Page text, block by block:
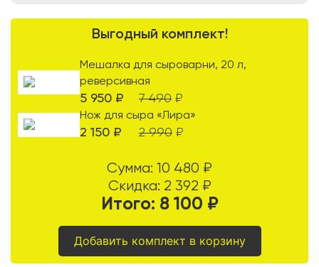
Выгодный комплект!
Мешалка для сыроварни, 20 л,
реверсивная
5 950 ₽ 7 490 ₽
Нож для сыра «Лира»
2 150 ₽ 2 990 ₽
Сумма: 10 480 ₽
Скидка: 2 392 ₽
Итого: 8 100 ₽
Добавить комплект в корзину